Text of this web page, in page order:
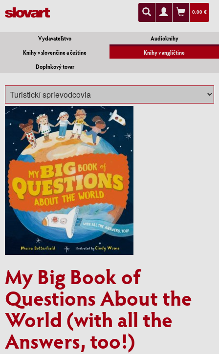
0.00 €
Vydavateľstvo
Audioknihy
Knihy v slovenčine a češtine
Knihy v angličtine
Doplnkový tovar
My Big Book of
Questions About the
World (with all the
Answers, too!)